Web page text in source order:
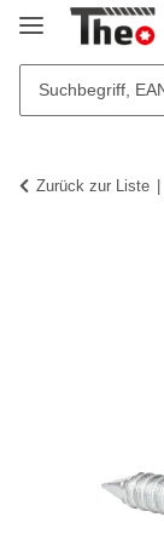
Zurück zur Liste